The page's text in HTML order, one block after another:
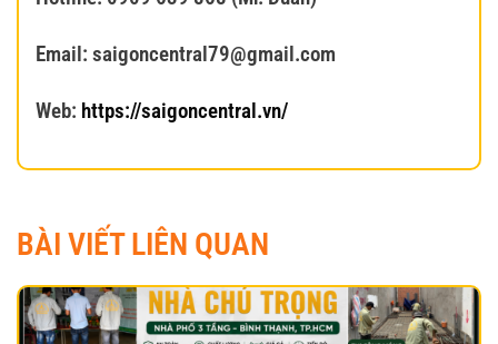
Email: saigoncentral79@gmail.com
Web: https://saigoncentral.vn/
BÀI VIẾT LIÊN QUAN